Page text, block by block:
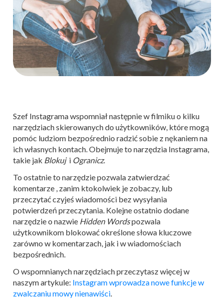
Szef Instagrama wspomniał następnie w filmiku o kilku
narzędziach skierowanych do użytkowników, które mogą
pomóc ludziom bezpośrednio radzić sobie z nękaniem na
ich własnych kontach. Obejmuje to narzędzia Instagrama,
takie jak Blokuji Ogranicz.
To ostatnie to narzędzie pozwala zatwierdzać
komentarze , zanim ktokolwiek je zobaczy, lub
przeczytać czyjeś wiadomości bez wysyłania
potwierdzeń przeczytania. Kolejne ostatnio dodane
narzędzie o nazwie Hidden Wordspozwala
użytkownikom blokować określone słowa kluczowe
zarówno w komentarzach, jak i w wiadomościach
bezpośrednich.
O wspomnianych narzędziach przeczytasz więcej w
naszym artykule: Instagram wprowadza nowe funkcje w
zwalczaniu mowy nienawiści.